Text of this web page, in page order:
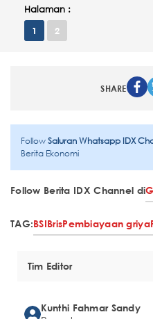
Halaman :
1 2
SHARE
FollowSaluran Whatsapp IDX
Berita Ekonomi
Follow Berita IDX Channel di
TAG:BSIBrisPembiayaan griya
Tim Editor
Kunthi Fahmar Sandy